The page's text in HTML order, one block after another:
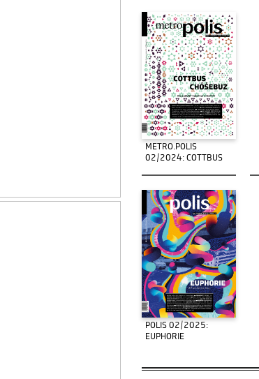
METRO.POLIS
02/2024: COTTBUS
POLIS 02/2025:
EUPHORIE